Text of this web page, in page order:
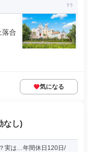
落合
気になる
なし)
実は…年間休日120日/